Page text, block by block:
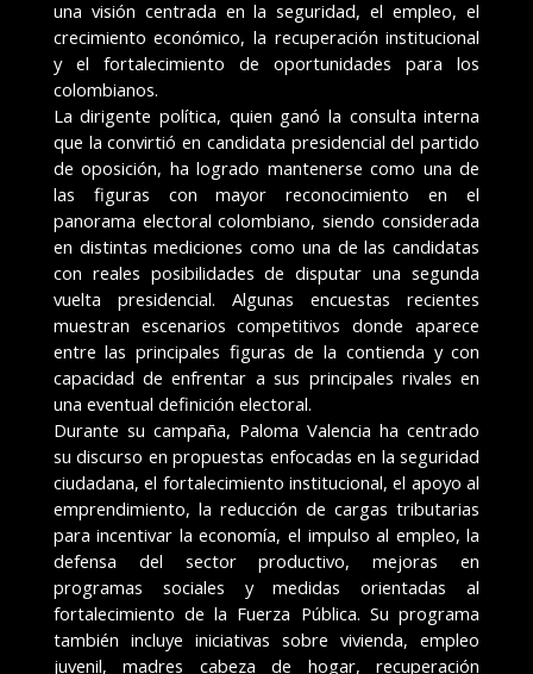
una visión centrada en la seguridad, el empleo, el
crecimiento económico, la recuperación institucional
y el fortalecimiento de oportunidades para los
colombianos.
La dirigente política, quien ganó la consulta interna
que la convirtió en candidata presidencial del partido
de oposición, ha logrado mantenerse como una de
las figuras con mayor reconocimiento en el
panorama electoral colombiano, siendo considerada
en distintas mediciones como una de las candidatas
con reales posibilidades de disputar una segunda
vuelta presidencial. Algunas encuestas recientes
muestran escenarios competitivos donde aparece
entre las principales figuras de la contienda y con
capacidad de enfrentar a sus principales rivales en
una eventual definición electoral.
Durante su campaña, Paloma Valencia ha centrado
su discurso en propuestas enfocadas en la seguridad
ciudadana, el fortalecimiento institucional, el apoyo al
emprendimiento, la reducción de cargas tributarias
para incentivar la economía, el impulso al empleo, la
defensa del sector productivo, mejoras en
programas sociales y medidas orientadas al
fortalecimiento de la Fuerza Pública. Su programa
también incluye iniciativas sobre vivienda, empleo
juvenil, madres cabeza de hogar, recuperación